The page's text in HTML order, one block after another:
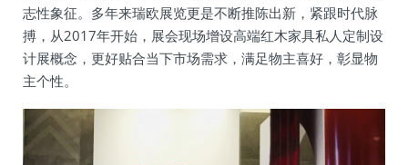
志性象征。多年来瑞欧展览更是不断推陈出新，紧跟时代脉
搏，从2017年开始，展会现场增设高端红木家具私人定制设
计展概念，更好贴合当下市场需求，满足物主喜好，彰显物
主个性。